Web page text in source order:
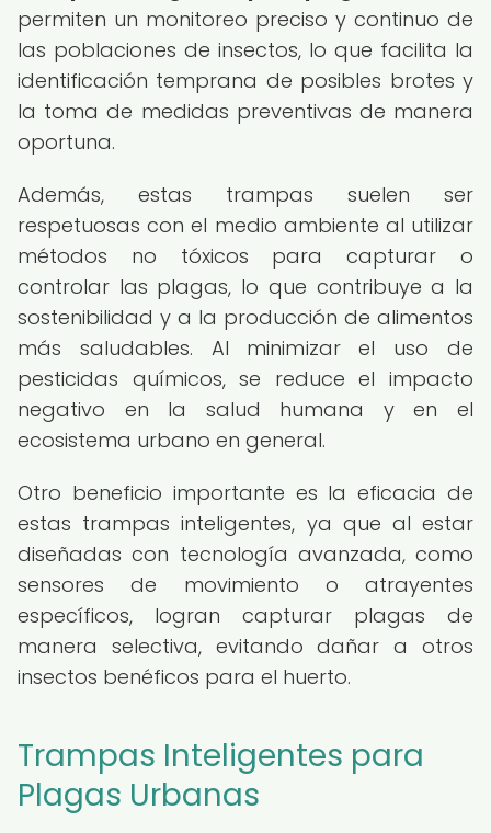
permiten un monitoreo preciso y continuo de
las poblaciones de insectos, lo que facilita la
identificación temprana de posibles brotes y
la toma de medidas preventivas de manera
oportuna.
Además, estas trampas suelen ser
respetuosas con el medio ambiente al utilizar
métodos no tóxicos para capturar o
controlar las plagas, lo que contribuye a la
sostenibilidad y a la producción de alimentos
más saludables. Al minimizar el uso de
pesticidas químicos, se reduce el impacto
negativo en la salud humana y en el
ecosistema urbano en general.
Otro beneficio importante es la eficacia de
estas trampas inteligentes, ya que al estar
diseñadas con tecnología avanzada, como
sensores de movimiento o atrayentes
específicos, logran capturar plagas de
manera selectiva, evitando dañar a otros
insectos benéficos para el huerto.
Trampas Inteligentes para
Plagas Urbanas